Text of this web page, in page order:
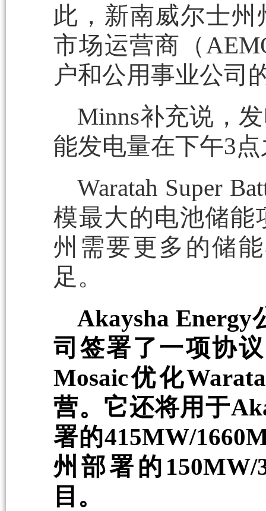
此，新南威尔士州
市场运营商（
户和公用事业公司
Minns补充说，
能发电量在下午3
Waratah Super
模最大的电池储能
州需要更多的储
足。
Akaysha Energy
司签署了一项协
Mosaic优化
营。它还将用于
署的415MW/
州部署的
目。